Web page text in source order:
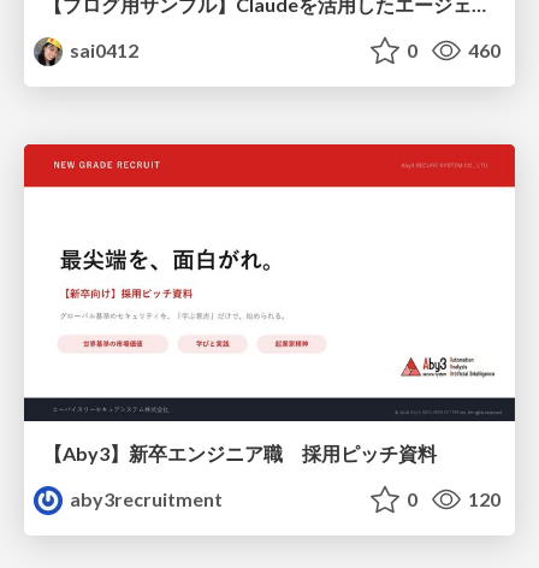
sai0412
0 460
【Aby3】新卒エンジニア職 採用ピッチ資料
aby3recruitment
0 120